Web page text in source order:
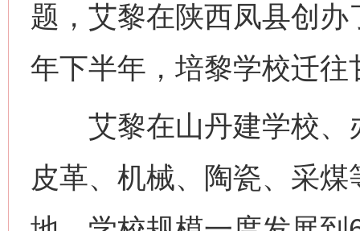
题，艾黎在陕西凤县创
年下半年，培黎学校迁往
艾黎在山丹建学校、
皮革、机械、陶瓷、采